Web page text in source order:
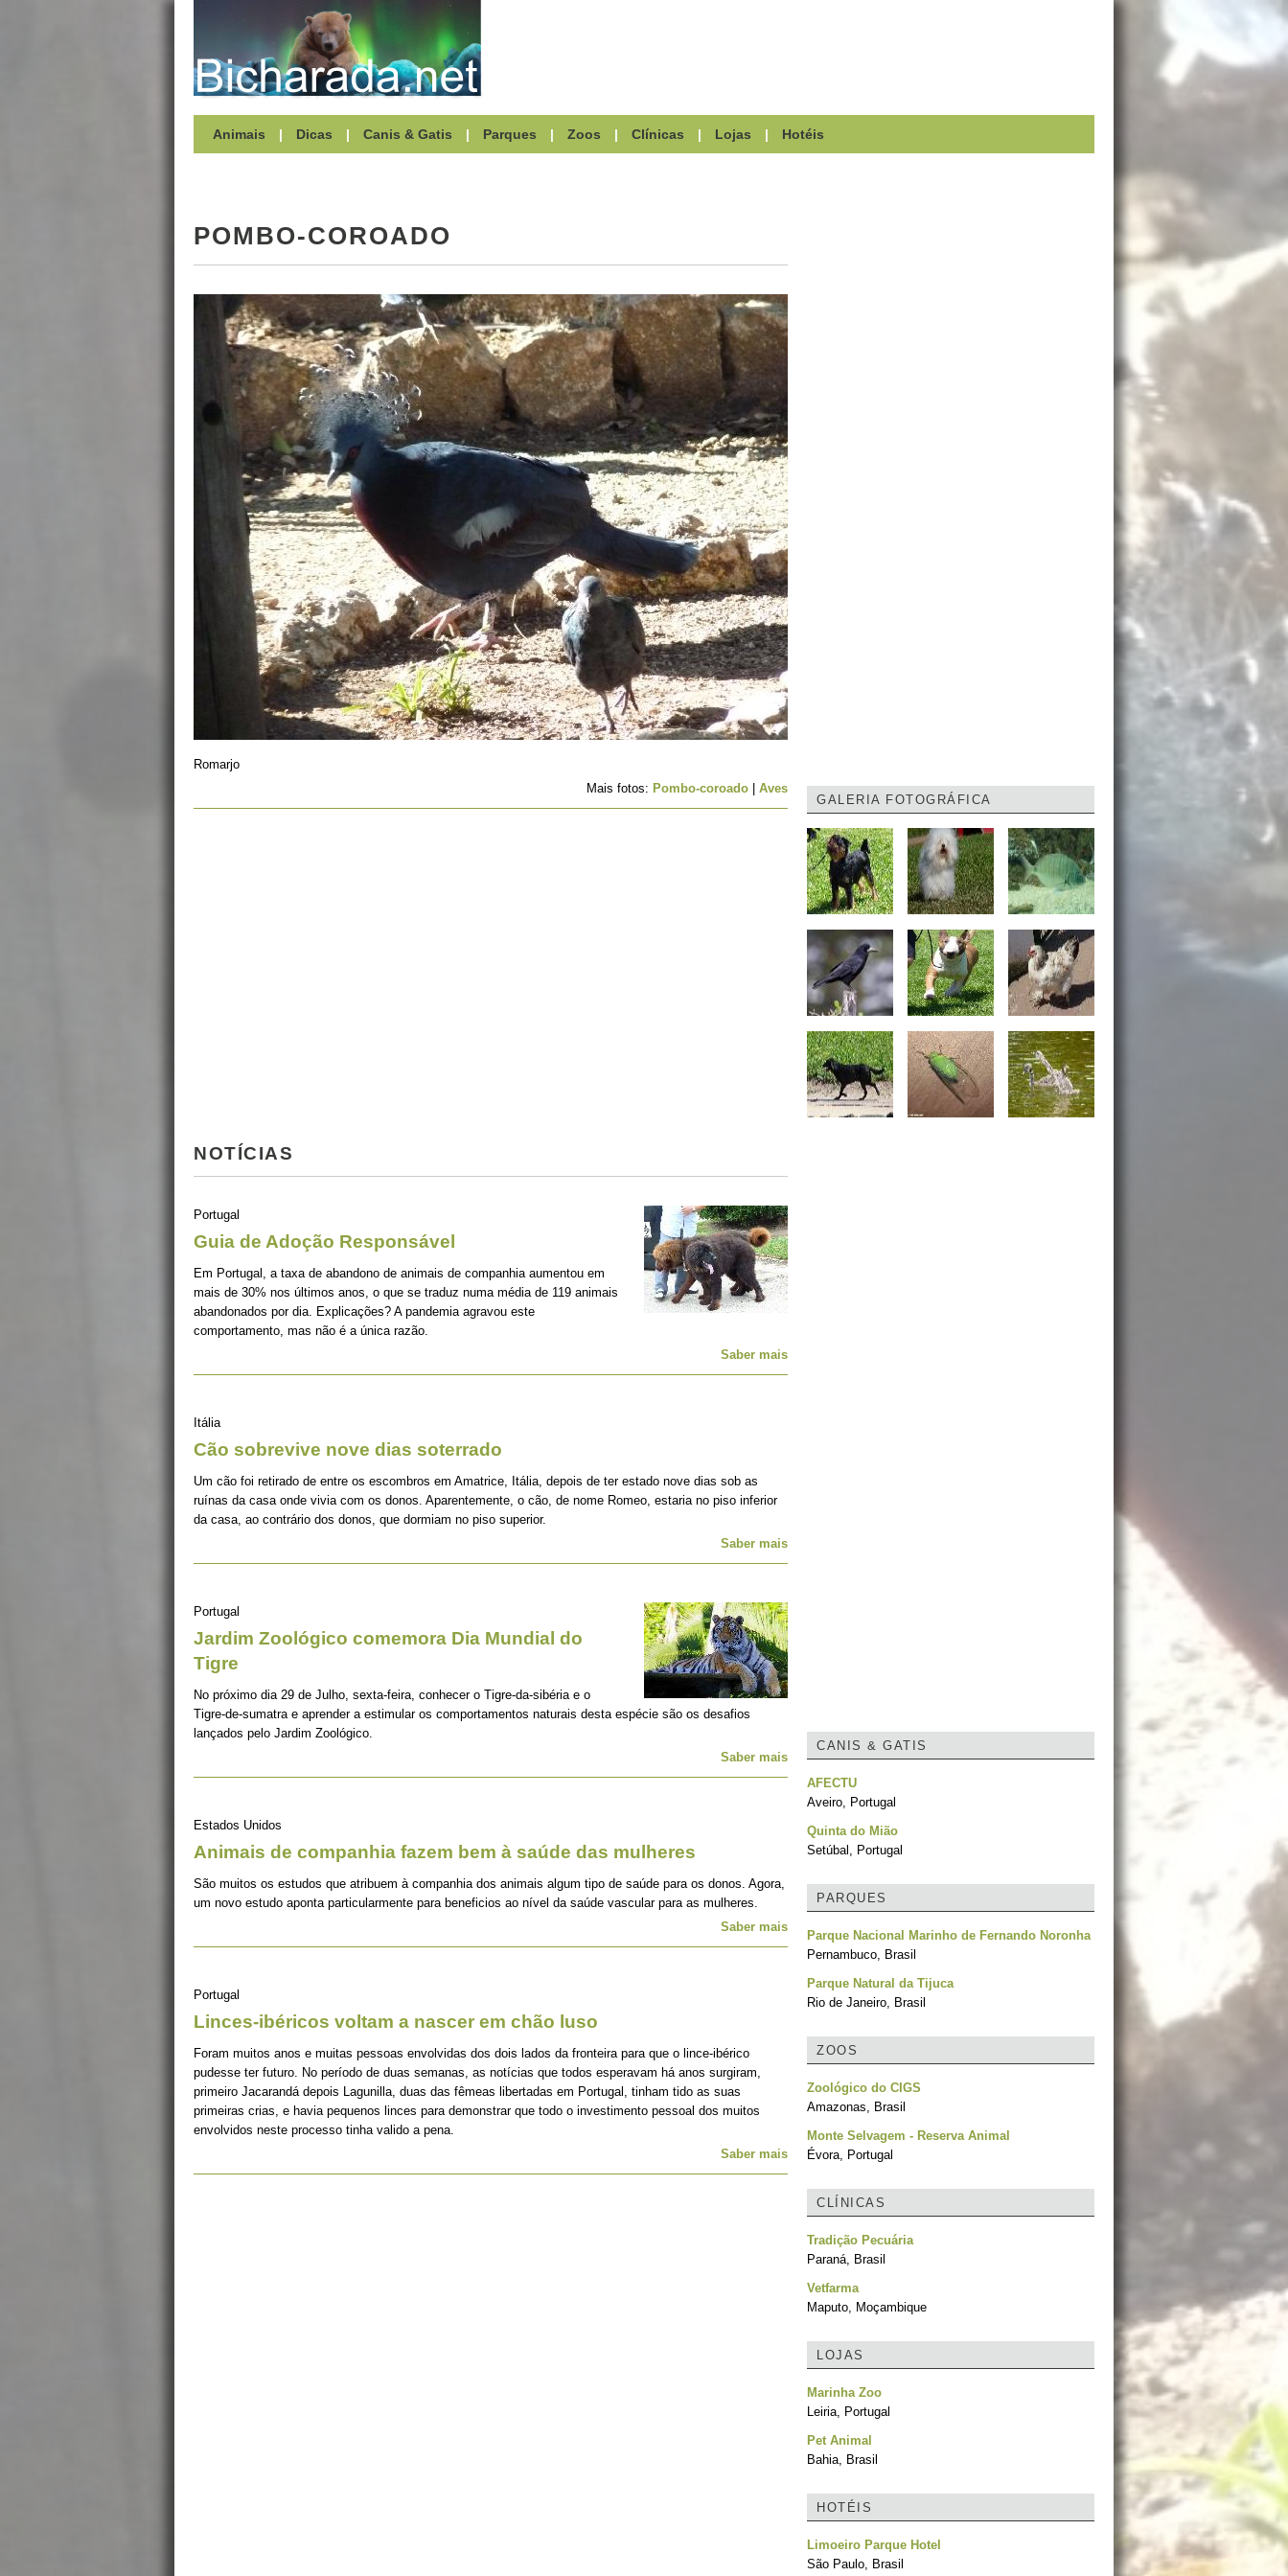
Animais | Dicas | Canis & Gatis | Parques | Zoos | Clínicas | Lojas | Hotéis
POMBO-COROADO
Romarjo
Mais fotos: Pombo-coroado Aves
NOTÍCIAS
Portugal
Guia de Adoção Responsável
Em Portugal, a taxa de abandono de animais de companhia aumentou em
mais de 30% nos últimos anos, o que se traduz numa média de 119 animais
abandonados por dia. Explicações? A pandemia agravou este
comportamento, mas não é a única razão.
Saber mais
Itália
Cão sobrevive nove dias soterrado
Um cão foi retirado de entre os escombros em Amatrice, Itália, depois de ter estado nove dias sob as
ruínas da casa onde vivia com os donos. Aparentemente, o cão, de nome Romeo, estaria no piso inferior
da casa, ao contrário dos donos, que dormiam no piso superior.
Saber mais
Portugal
Jardim Zoológico comemora Dia Mundial do
Tigre
No próximo dia 29 de Julho, sexta-feira, conhecer o Tigre-da-sibéria e o
Tigre-de-sumatra e aprender a estimular os comportamentos naturais desta espécie são os desafios
lançados pelo Jardim Zoológico.
Saber mais
Estados Unidos
Animais de companhia fazem bem à saúde das mulheres
São muitos os estudos que atribuem à companhia dos animais algum tipo de saúde para os donos. Agora,
um novo estudo aponta particularmente para beneficios ao nível da saúde vascular para as mulheres.
Saber mais
Portugal
Linces-ibéricos voltam a nascer em chão luso
Foram muitos anos e muitas pessoas envolvidas dos dois lados da fronteira para que o lince-ibérico
pudesse ter futuro. No período de duas semanas, as notícias que todos esperavam há anos surgiram,
primeiro Jacarandá depois Lagunilla, duas das fêmeas libertadas em Portugal, tinham tido as suas
primeiras crias, e havia pequenos linces para demonstrar que todo o investimento pessoal dos muitos
envolvidos neste processo tinha valido a pena.
Saber mais
GALERIA FOTOGRÁFICA
CANIS & GATIS
AFECTU
Aveiro, Portugal
Quinta do Mião
Setúbal, Portugal
PARQUES
Parque Nacional Marinho de Fernando Noronha
Pernambuco, Brasil
Parque Natural da Tijuca
Rio de Janeiro, Brasil
ZOOS
Zoológico do CIGS
Amazonas, Brasil
Monte Selvagem - Reserva Animal
Évora, Portugal
CLÍNICAS
Tradição Pecuária
Paraná, Brasil
Vetfarma
Maputo, Moçambique
LOJAS
Marinha Zoo
Leiria, Portugal
Pet Animal
Bahia, Brasil
HOTÉIS
Limoeiro Parque Hotel
São Paulo, Brasil